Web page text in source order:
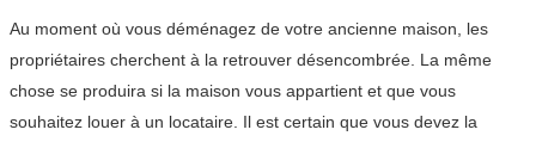
Au moment où vous déménagez de votre ancienne maison, les
propriétaires cherchent à la retrouver désencombrée. La même
chose se produira si la maison vous appartient et que vous
souhaitez louer à un locataire. Il est certain que vous devez la